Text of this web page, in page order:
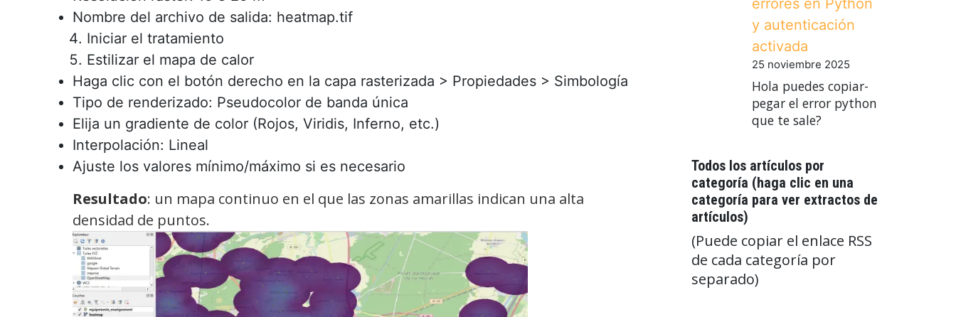
Nombre del archivo de salida: heatmap.tif
Iniciar el tratamiento
Estilizar el mapa de calor
Haga clic con el botón derecho en la capa rasterizada > Propiedades > Simbología
Tipo de renderizado: Pseudocolor de banda única
Elija un gradiente de color (Rojos, Viridis, Inferno, etc.)
Interpolación: Lineal
Ajuste los valores mínimo/máximo si es necesario
Resultado: un mapa continuo en el que las zonas amarillas indican una alta
densidad de puntos.
errores en Python
y autenticación
activada
25 noviembre 2025
Hola puedes copiar-
pegar el error python
que te sale?
Todos los artículos por
categoría (haga clic en una
categoría para ver extractos de
artículos)
(Puede copiar el enlace RSS
de cada categoría por
separado)